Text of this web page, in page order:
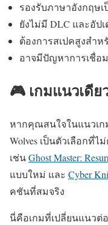
รองรับภาษาอังกฤษ
ยังไม่มี DLC และอัปเ
ต้องการสเปคสูงสำ
อาจมีปัญหาการเชื่อ
🎮 เกมแนวเดี
หากคุณสนใจในแนวเก
Wolves เป็นตัวเลือกที่
เช่นGhost Master:
แบบใหม่ และ Cyber
คชันที่สมจริง
นี่คือเกมที่เปลี่ยนแนวต่